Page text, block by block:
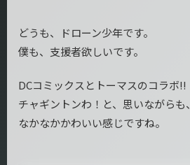
どうも、ドローン少年です。
僕も、支援者欲しいです。
DCコミックスとトーマスのコラボ!!
チャギントンわ！と、思いながらも、
なかなかかわいい感じですね。